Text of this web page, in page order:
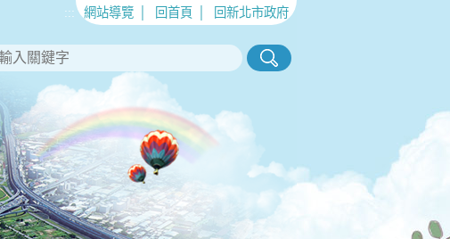
::: 網站導覽 回首頁 回新北市政府